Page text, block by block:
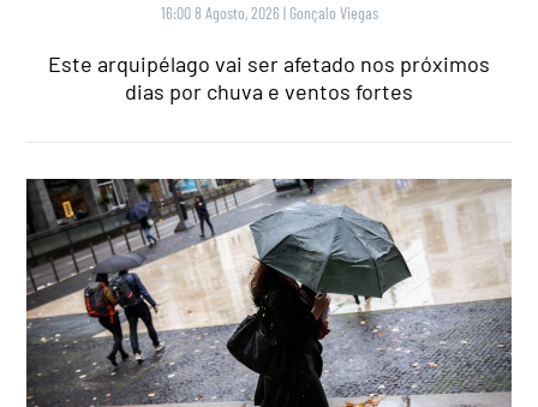
16:00 8 Agosto, 2026 | Gonçalo Viegas
Este arquipélago vai ser afetado nos próximos
dias por chuva e ventos fortes